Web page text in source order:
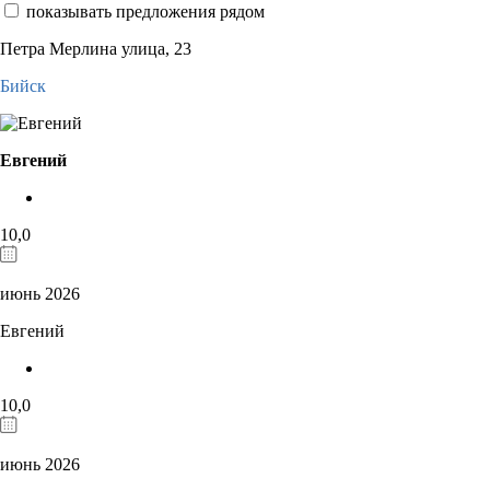
показывать предложения рядом
Петра Мерлина улица, 23
Бийск
Евгений
10,0
июнь 2026
Евгений
10,0
июнь 2026